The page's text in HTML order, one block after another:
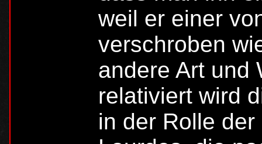
weil er einer
verschroben
andere Art und
relativiert wird
in der Rolle